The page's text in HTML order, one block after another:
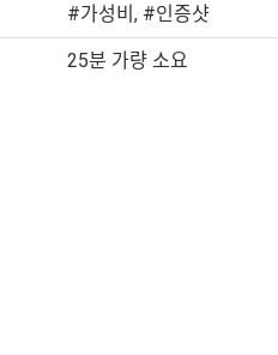
#가성비, #인증샷
25분 가량 소요